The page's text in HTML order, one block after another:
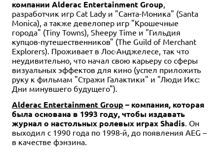
компании Alderac Entertainment Group,
разработчик игр Cat Lady и "Санта-Моника" (Santa
Monica), а также девелопер игр "Крошечные
города" (Tiny Towns), Sheepy Time и "Гильдия
купцов-путешественников" (The Guild of Merchant
Explorers). Проживает в Лос-Анджелесе, так что
неудивительно, что начал свою карьеру со сферы
визуальных эффектов для кино (успел приложить
руку к фильмам "Стражи Галактики" и "Люди Икс:
Дни минувшего будущего").
Alderac Entertainment Group – компания, которая
была основана в 1993 году, чтобы издавать
журнал о настольных ролевых играх Shadis. Он
выходил с 1990 года по 1998-й, до появления AEG –
в качестве фэнзина.